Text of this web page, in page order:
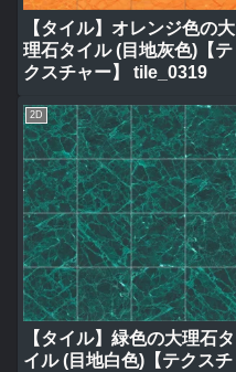
【タイル】オレンジ色の大
理石タイル (目地灰色)【テ
クスチャー】 tile_0319
2D
【タイル】緑色の大理石タ
イル (目地白色)【テクスチ